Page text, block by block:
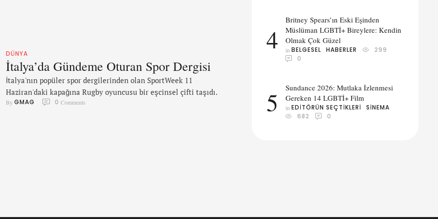
DÜNYA
İtalya’da Gündeme Oturan Spor Dergisi
İtalya'nın popüler spor dergilerinden olan SportWeek 11
Haziran'daki kapağına Rugby oyuncusu bir eşcinsel çifti taşıdı.
By GMAG 0 Comments
4
Britney Spears’ın Eski Eşinden
Müslüman LGBTİ+ Bireylere: Kendin
Olmak Çok Güzel
in BELGESEL HABERLER
299
0
5
Sundance 2026: Mutlaka İzlenmesi
Gereken 14 LGBTİ+ Film
in EDITÖRÜN SEÇTIKLERI
SINEMA
682
0